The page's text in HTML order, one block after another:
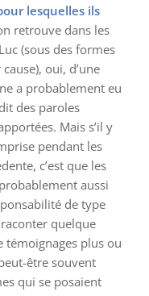
lesquelles ils
retrouve dans les
(sous des formes
oui, d’une
a probablement eu
des paroles
Mais s’il y
pendant les
c’est que les
aussi
de type
quelque
témoignages plus ou
être souvent
qui se posaient